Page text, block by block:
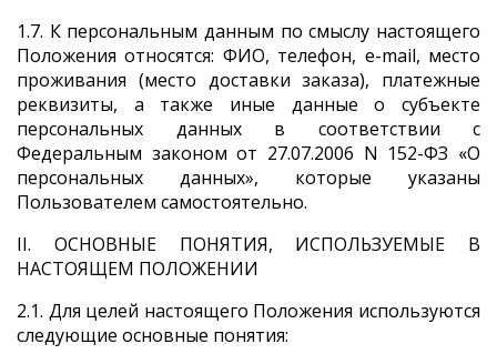
1.7. К персональным данным по смыслу настоящего
Положения относятся: ФИО, телефон, e-mail, место
проживания (место доставки заказа), платежные
реквизиты, а также иные данные о субъекте
персональных данных в соответствии с
Федеральным законом от 27.07.2006 N 152-ФЗ «О
персональных данных», которые указаны
Пользователем самостоятельно.
II. ОСНОВНЫЕ ПОНЯТИЯ, ИСПОЛЬЗУЕМЫЕ В
НАСТОЯЩЕМ ПОЛОЖЕНИИ
2.1. Для целей настоящего Положения используются
следующие основные понятия: